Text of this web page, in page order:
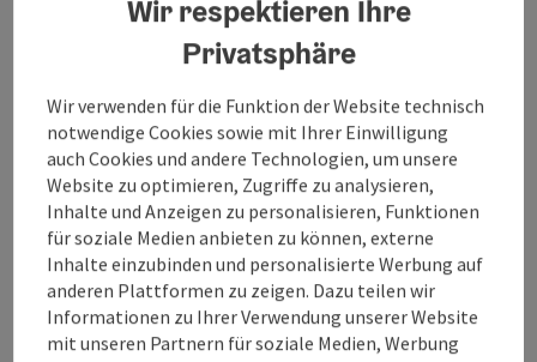
können Sie die typische Innviertler Landschaft in
vollen Zügen genießen.
Utzenaich, wo Sie die dörfliche Atmosphäre spüren
und sich auf eine ruhige Wanderung einstellen können.
Direkt am Start bietet sich die Möglichkeit, einen
Blick auf die Pfarrkirche Utzenaich zu werfen.
Von Utzenaich aus führt der Weg zunächst durch
offene Felder und sanfte Hügel. Die Route führt Sie
durch fast alle Ortschaften von Utzenaich, darunter
kleine Weiler und Streusiedlungen.
Während der Wanderung gibt ...
Wir respektieren Ihre
Privatsphäre
Wir verwenden für die Funktion der Website technisch
notwendige Cookies sowie mit Ihrer Einwilligung
auch Cookies und andere Technologien, um unsere
Website zu optimieren, Zugriffe zu analysieren,
Inhalte und Anzeigen zu personalisieren, Funktionen
für soziale Medien anbieten zu können, externe
Inhalte einzubinden und personalisierte Werbung auf
anderen Plattformen zu zeigen. Dazu teilen wir
Informationen zu Ihrer Verwendung unserer Website
mit unseren Partnern für soziale Medien, Werbung